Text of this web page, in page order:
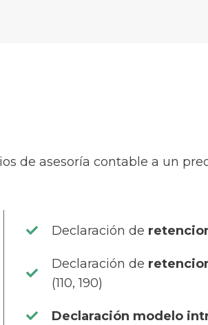
de asesoría contable a un
Declaración de
Declaración de
(110, 190)
Declaración modelo